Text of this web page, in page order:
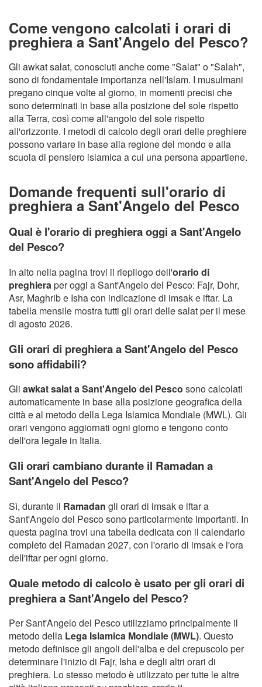
Come vengono calcolati i orari di
preghiera a Sant'Angelo del Pesco?
Gli awkat salat, conosciuti anche come "Salat" o "Salah",
sono di fondamentale importanza nell'Islam. I musulmani
pregano cinque volte al giorno, in momenti precisi che
sono determinati in base alla posizione del sole rispetto
alla Terra, così come all'angolo del sole rispetto
all'orizzonte. I metodi di calcolo degli orari delle preghiere
possono variare in base alla regione del mondo e alla
scuola di pensiero islamica a cui una persona appartiene.
Domande frequenti sull'orario di
preghiera a Sant'Angelo del Pesco
Qual è l'orario di preghiera oggi a Sant'Angelo
del Pesco?
In alto nella pagina trovi il riepilogo dell'orario di
preghieraper oggi a Sant'Angelo del Pesco: Fajr, Dohr,
Asr, Maghrib e Isha con indicazione di imsak e iftar. La
tabella mensile mostra tutti gli orari delle salat per il mese
di agosto 2026.
Gli orari di preghiera a Sant'Angelo del Pesco
sono affidabili?
Gli awkat salat a Sant'Angelo del Pesco sono calcolati
automaticamente in base alla posizione geografica della
città e al metodo della Lega Islamica Mondiale (MWL). Gli
orari vengono aggiornati ogni giorno e tengono conto
dell'ora legale in Italia.
Gli orari cambiano durante il Ramadan a
Sant'Angelo del Pesco?
Sì, durante il Ramadan gli orari di imsak e iftar a
Sant'Angelo del Pesco sono particolarmente importanti. In
questa pagina trovi una tabella dedicata con il calendario
completo del Ramadan 2027, con l'orario di imsak e l'ora
dell'iftar per ogni giorno.
Quale metodo di calcolo è usato per gli orari di
preghiera a Sant'Angelo del Pesco?
Per Sant'Angelo del Pesco utilizziamo principalmente il
metodo della Lega Islamica Mondiale (MWL). Questo
metodo definisce gli angoli dell'alba e del crepuscolo per
determinare l'inizio di Fajr, Isha e degli altri orari di
preghiera. Lo stesso metodo è utilizzato per tutte le altre